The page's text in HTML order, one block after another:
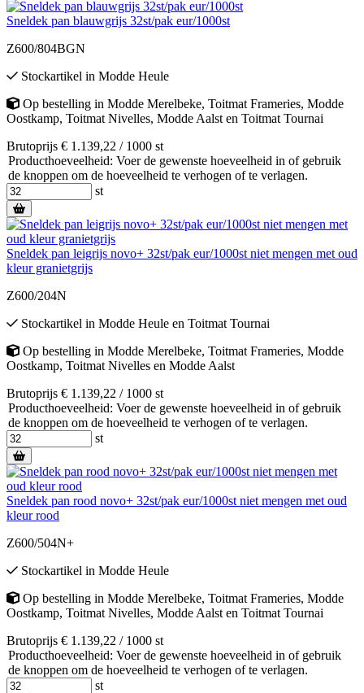
Sneldek pan blauwgrijs 32st/pak eur/1000st
Z600/804BGN
Stockartikel in Modde Heule
Op bestelling in Modde Merelbeke, Toitmat Frameries, Modde
Oostkamp, Toitmat Nivelles, Modde Aalst en Toitmat Tournai
Brutoprijs € 1.139,22 / 1000 st
Producthoeveelheid: Voer de gewenste hoeveelheid in of gebruik
de knoppen om de hoeveelheid te verhogen of te verlagen.
st
Sneldek pan leigrijs novo+ 32st/pak eur/1000st niet mengen met oud
kleur granietgrijs
Z600/204N
Stockartikel in Modde Heule en Toitmat Tournai
Op bestelling in Modde Merelbeke, Toitmat Frameries, Modde
Oostkamp, Toitmat Nivelles en Modde Aalst
Brutoprijs € 1.139,22 / 1000 st
Producthoeveelheid: Voer de gewenste hoeveelheid in of gebruik
de knoppen om de hoeveelheid te verhogen of te verlagen.
st
Sneldek pan rood novo+ 32st/pak eur/1000st niet mengen met oud
kleur rood
Z600/504N+
Stockartikel in Modde Heule
Op bestelling in Modde Merelbeke, Toitmat Frameries, Modde
Oostkamp, Toitmat Nivelles, Modde Aalst en Toitmat Tournai
Brutoprijs € 1.139,22 / 1000 st
Producthoeveelheid: Voer de gewenste hoeveelheid in of gebruik
de knoppen om de hoeveelheid te verhogen of te verlagen.
st